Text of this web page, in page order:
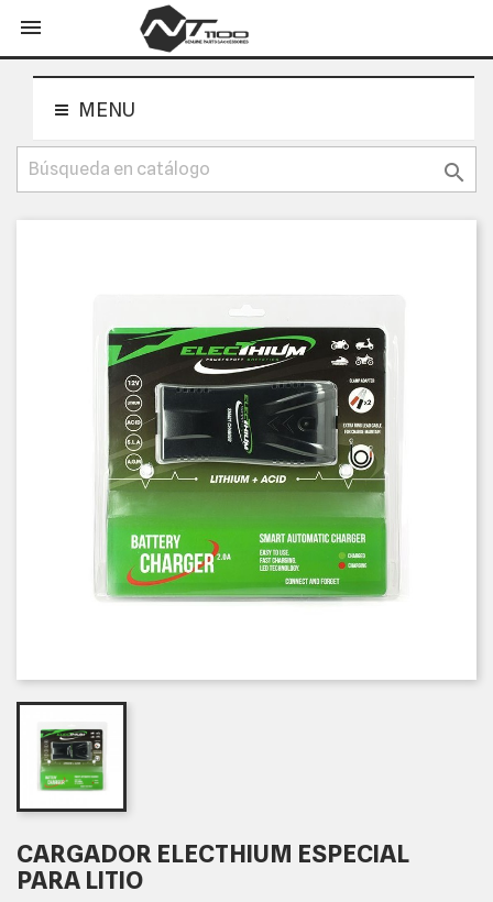

MENU

CARGADOR ELECTHIUM ESPECIAL
PARA LITIO